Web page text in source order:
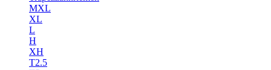
MXL
XL
L
H
XH
T2.5